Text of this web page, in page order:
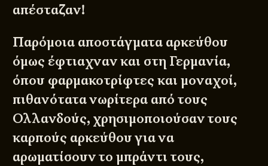
απέσταζαν!
Παρόμοια αποστάγματα αρκεύθου
όμως έφτιαχναν και στη Γερμανία,
όπου φαρμακοτρίφτες και μοναχοί,
πιθανότατα νωρίτερα από τους
Ολλανδούς, χρησιμοποιούσαν τους
καρπούς αρκεύθου για να
αρωματίσουν το μπράντι τους,